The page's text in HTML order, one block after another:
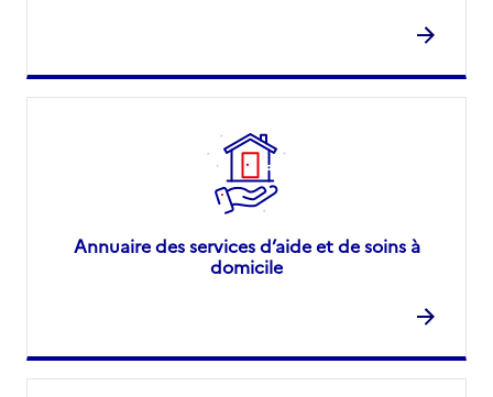
Annuaire des services d’aide et de soins à
domicile